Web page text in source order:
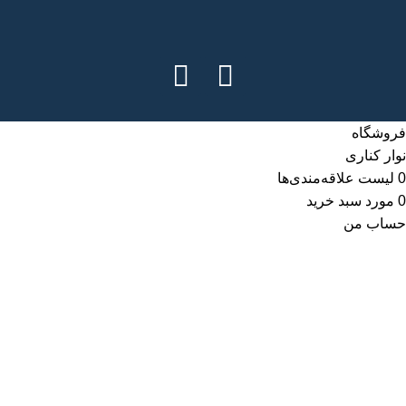
فروشگاه
نوار کناری
0 لیست علاقه‌مندی‌ها
0 مورد سبد خرید
حساب من